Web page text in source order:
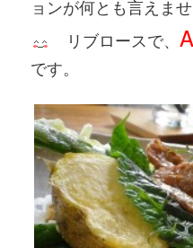
ョンが何とも言えま
リブロースで、
です。